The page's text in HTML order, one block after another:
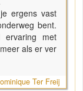
ergens vast
bent.
met
als er ver
Ter Freij